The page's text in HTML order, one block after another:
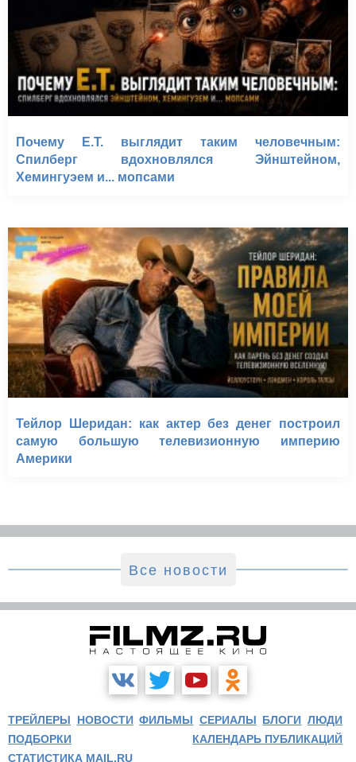
Почему E.T. выглядит таким человечным:
Спилберг вдохновлялся Эйнштейном,
Хемингуэем и... мопсами
Тейлор Шеридан: как актер без денег построил
самую большую телевизионную империю
Америки
Все новости
ТРЕЙЛЕРЫ НОВОСТИ ФИЛЬМЫ СЕРИАЛЫ БЛОГИ ЛЮДИ
ПОДБОРКИ
КАЛЕНДАРЬ ПУБЛИКАЦИЙ
СТАТИСТИКА MAIL.RU